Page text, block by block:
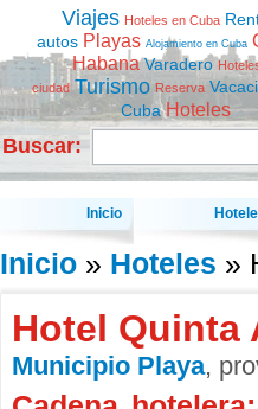
Viajes Hoteles en Cuba
autos Playas Alojamiento en Cuba
Habana Varadero
ciudad Turismo Reserva
Cuba Hoteles
Buscar:
Inicio
Inicio» Hoteles »
Hotel Quinta
Municipio Playa,